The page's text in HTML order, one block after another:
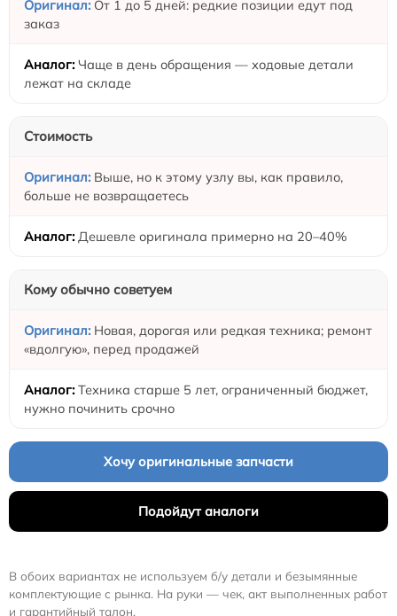
От 1 до 5 дней: редкие позиции едут под
заказ
Чаще в день обращения — ходовые детали
лежат на складе
Стоимость
Выше, но к этому узлу вы, как правило,
больше не возвращаетесь
Дешевле оригинала примерно на 20–40%
Кому обычно советуем
Новая, дорогая или редкая техника; ремонт
«вдолгую», перед продажей
Техника старше 5 лет, ограниченный бюджет,
нужно починить срочно
Хочу оригинальные запчасти
Подойдут аналоги
В обоих вариантах не используем б/у детали и безымянные
комплектующие с рынка. На руки — чек, акт выполненных работ
и гарантийный талон.